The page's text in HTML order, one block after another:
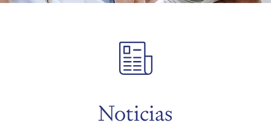
Noticias